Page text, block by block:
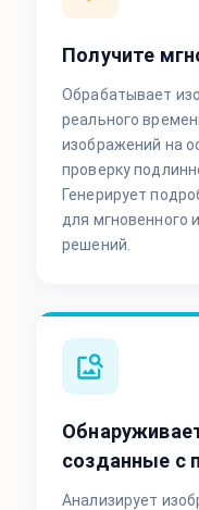
Получите
Обрабатывает
реального
изображений на
проверку
Генерирует
для мгновенного
решений.
созданные
Анализирует